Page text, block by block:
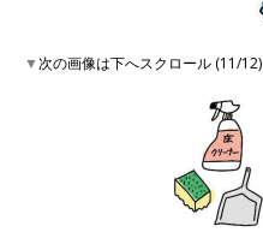
▼次の画像は下へスクロール (11/12)